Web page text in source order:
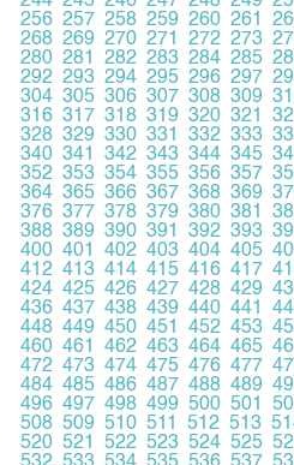
256 257 258 259 260 261
268 269 270 271 272 273
280 281 282 283 284 285
292 293 294 295 296 297
304 305 306 307 308 309
316 317 318 319 320 321
328 329 330 331 332 333
340 341 342 343 344 345
352 353 354 355 356 357
364 365 366 367 368 369
376 377 378 379 380 381
388 389 390 391 392 393
400 401 402 403 404 405
412 413 414 415 416 417
424 425 426 427 428 429
436 437 438 439 440 441
448 449 450 451 452 453
460 461 462 463 464 465
472 473 474 475 476 477
484 485 486 487 488 489
496 497 498 499 500 501
508 509 510 511 512 513
520 521 522 523 524 525